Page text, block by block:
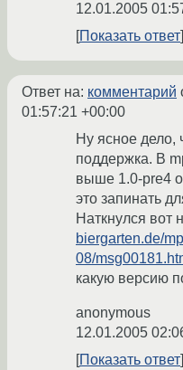
12.01.2005
Показать ответ
Ответ на: комментарий
01:57:21 +00:00
Ну ясное дело,
поддержка. В
выше 1.0-pre4
это запинать
Наткнулся вот
biergarten.de/
08/
какую версию
anonymous
12.01.2005
Показать ответ